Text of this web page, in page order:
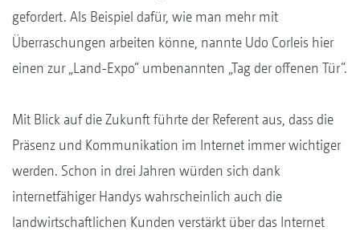
gefordert. Als Beispiel dafür, wie man mehr mit
Überraschungen arbeiten könne, nannte Udo Corleis hier
einen zur „Land-Expo“ umbenannten „Tag der offenen Tür“.
Mit Blick auf die Zukunft führte der Referent aus, dass die
Präsenz und Kommunikation im Internet immer wichtiger
werden. Schon in drei Jahren würden sich dank
internetfähiger Handys wahrscheinlich auch die
landwirtschaftlichen Kunden verstärkt über das Internet